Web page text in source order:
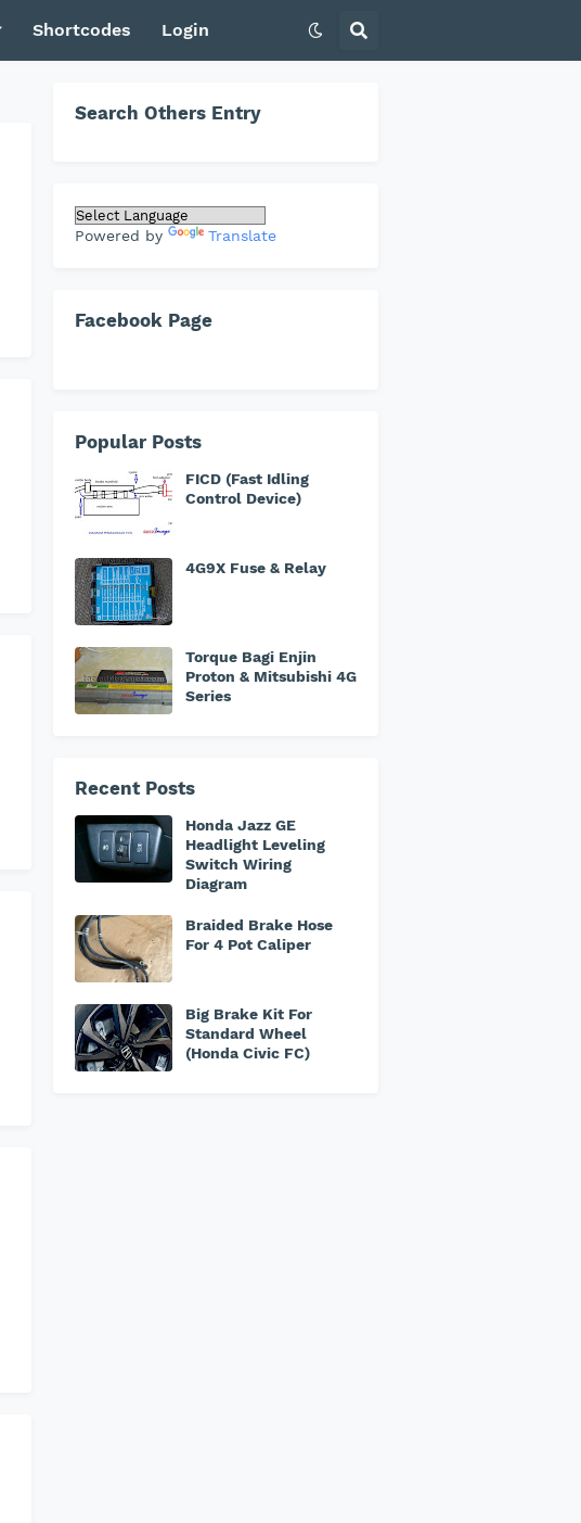
Shortcodes Login
Search Others Entry
Powered by Translate
Facebook Page
Popular Posts
FICD (Fast Idling
Control Device)
4G9X Fuse & Relay
Torque Bagi Enjin
Proton & Mitsubishi 4G
Series
Recent Posts
Honda Jazz GE
Headlight Leveling
Switch Wiring
Diagram
Braided Brake Hose
For 4 Pot Caliper
Big Brake Kit For
Standard Wheel
(Honda Civic FC)